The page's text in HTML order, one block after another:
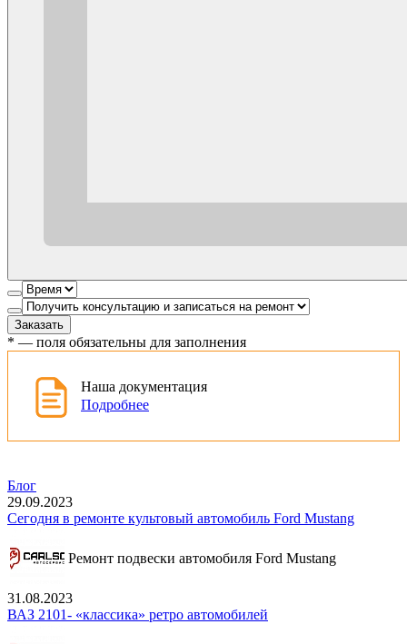
Заказать
* — поля обязательны для заполнения
Наша документация
Подробнее
Блог
29.09.2023
Сегодня в ремонте культовый автомобиль Ford Mustang
Ремонт подвески автомобиля Ford Mustang
31.08.2023
ВАЗ 2101- «классика» ретро автомобилей